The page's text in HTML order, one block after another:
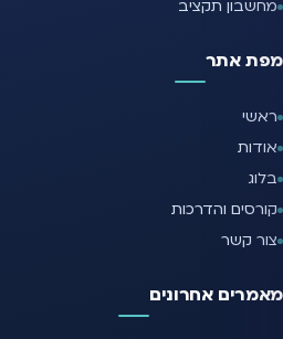
מחשבון תקציב
מפת אתר
ראשי
אודות
בלוג
קורסים והדרכות
צור קשר
מאמרים אחרונים